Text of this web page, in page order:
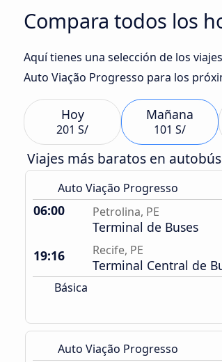
Compara todos los
Aquí tienes una selección de los
Auto Viação Progresso para los
Hoy
201 S/
Mañana
101 S/
Viajes más baratos en
Auto Viação Progresso
06:00 Petrolina, PE
Terminal de Buses
19:16
Recife, PE
Terminal Central de
Básica
Auto Viação Progresso